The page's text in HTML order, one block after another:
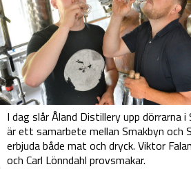
I dag slår Åland Distillery upp dörrarna i
är ett samarbete mellan Smakbyn och
erbjuda både mat och dryck. Viktor
och Carl Lönndahl provsmakar.